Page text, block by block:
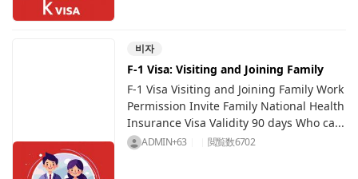
비자
F-1 Visa: Visiting and Joining Family
F-1 Visa Visiting and Joining Family Work
Permission Invite Family National Health
Insurance Visa Validity 90 days Who ca...
ADMIN+63 閲覧数6702